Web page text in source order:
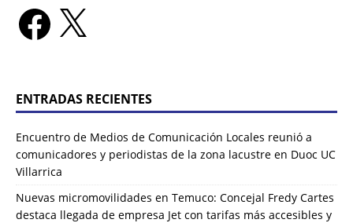
ENTRADAS RECIENTES
Encuentro de Medios de Comunicación Locales reunió a
comunicadores y periodistas de la zona lacustre en Duoc UC
Villarrica
Nuevas micromovilidades en Temuco: Concejal Fredy Cartes
destaca llegada de empresa Jet con tarifas más accesibles y